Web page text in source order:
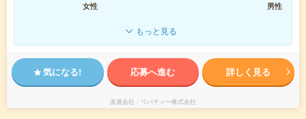
女性
男性
もっと見る
気になる! 応募へ進む 詳しく見る
派遣会社 リバティー株式会社